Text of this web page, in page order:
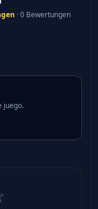
·0 Bewertungen
juego.